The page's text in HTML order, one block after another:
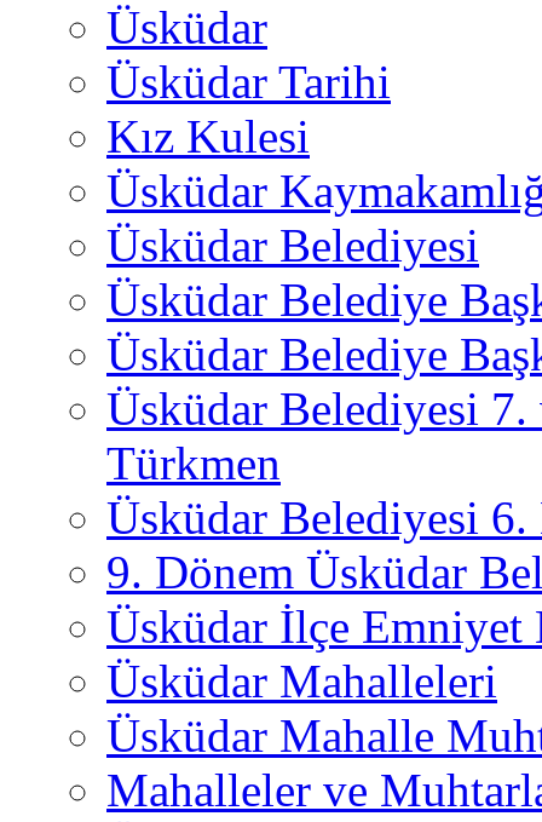
Üsküdar
Üsküdar Tarihi
Kız Kulesi
Üsküdar
Üsküdar Belediyesi
Üsküdar Belediye
Üsküdar Belediye
Üsküdar Belediyesi
Türkmen
Üsküdar Belediyesi 6.
9. Dönem Üsküdar
Üsküdar İlçe
Üsküdar Mahalleleri
Üsküdar Mahalle
Mahalleler ve